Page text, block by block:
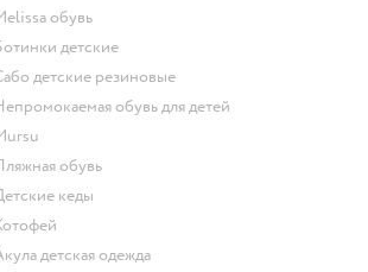
Melissa обувь
Ботинки детские
Сабо детские резиновые
Непромокаемая обувь для детей
Mursu
Пляжная обувь
Детские кеды
Котофей
Акула детская одежда